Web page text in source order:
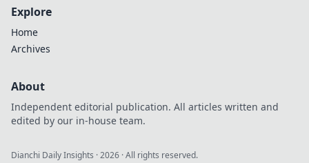
Explore
Home
Archives
About
Independent editorial publication. All articles written and
edited by our in-house team.
Dianchi Daily Insights ·2026 · All rights reserved.